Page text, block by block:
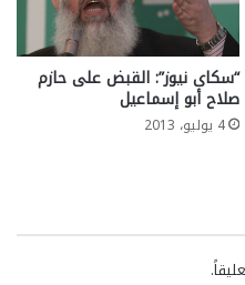
“سكاى نيوز”: القبض على حازم
صلاح أبو إسماعيل
4 يوليو، 2013